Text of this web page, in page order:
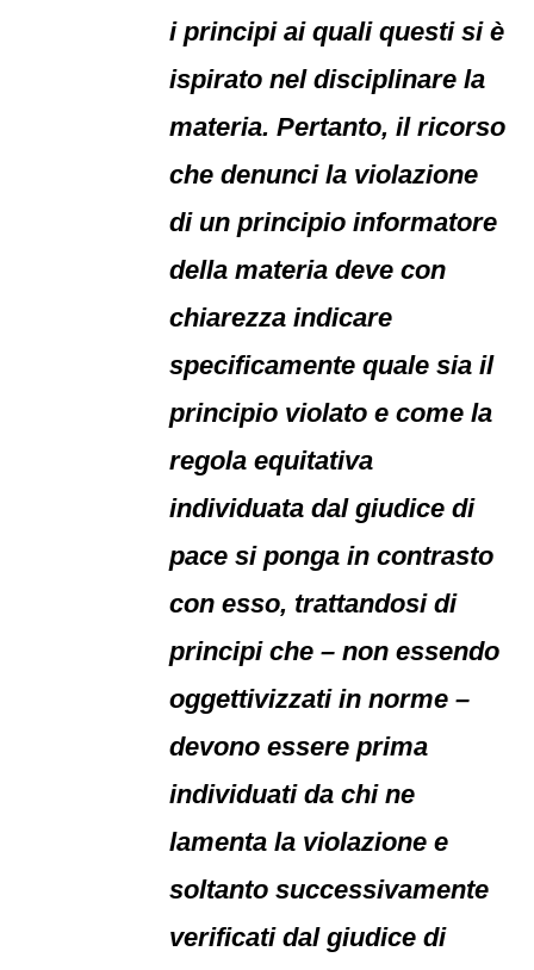
i principi ai quali questi si è
ispirato nel disciplinare la
materia. Pertanto, il ricorso
che denunci la violazione
di un principio informatore
della materia deve con
chiarezza indicare
specificamente quale sia il
principio violato e come la
regola equitativa
individuata dal giudice di
pace si ponga in contrasto
con esso, trattandosi di
principi che – non essendo
oggettivizzati in norme –
devono essere prima
individuati da chi ne
lamenta la violazione e
soltanto successivamente
verificati dal giudice di